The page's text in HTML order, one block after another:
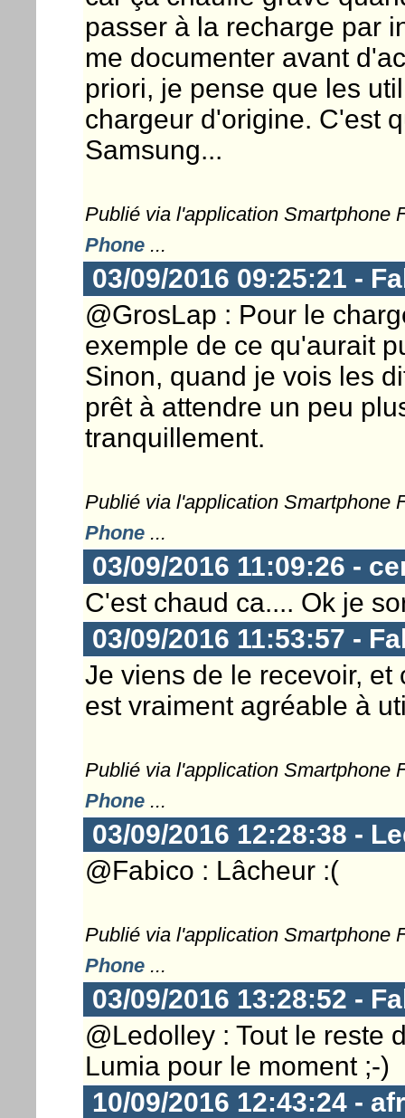
passer à la recharge par
me documenter avant
priori, je pense que les
chargeur d'origine. C'est
Samsung...
Publié via l'application Smartphone
Phone...
03/09/2016 09:25:21 -
@GrosLap : Pour le
exemple de ce qu'aurait
Sinon, quand je vois les
prêt à attendre un peu
tranquillement.
Publié via l'application Smartphone
Phone...
03/09/2016 11:09:26 -
C'est chaud ca.... Ok je
03/09/2016 11:53:57 -
Je viens de le recevoir,
est vraiment agréable à
Publié via l'application Smartphone
Phone...
03/09/2016 12:28:38 -
@Fabico : Lâcheur :(
Publié via l'application Smartphone
Phone...
03/09/2016 13:28:52 -
@Ledolley : Tout le reste
Lumia pour le moment ;-)
10/09/2016 12:43:24 -